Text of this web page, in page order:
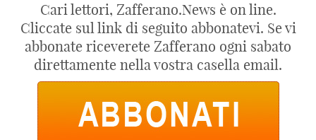
Cari lettori, Zafferano.News è on line.
Cliccate sul link di seguito abbonatevi. Se vi
abbonate riceverete Zafferano ogni sabato
direttamente nella vostra casella email.